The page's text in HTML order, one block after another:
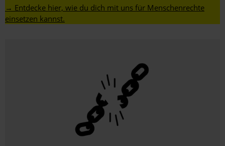
→ Entdecke hier, wie du dich mit uns für Menschenrechte
einsetzen kannst.